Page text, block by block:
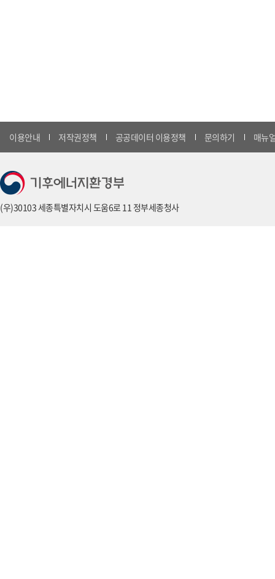
이용안내 저작권정책 공공데이터 이용정책 문의하기 매뉴
(우)30103 세종특별자치시 도움6로 11 정부세종청사